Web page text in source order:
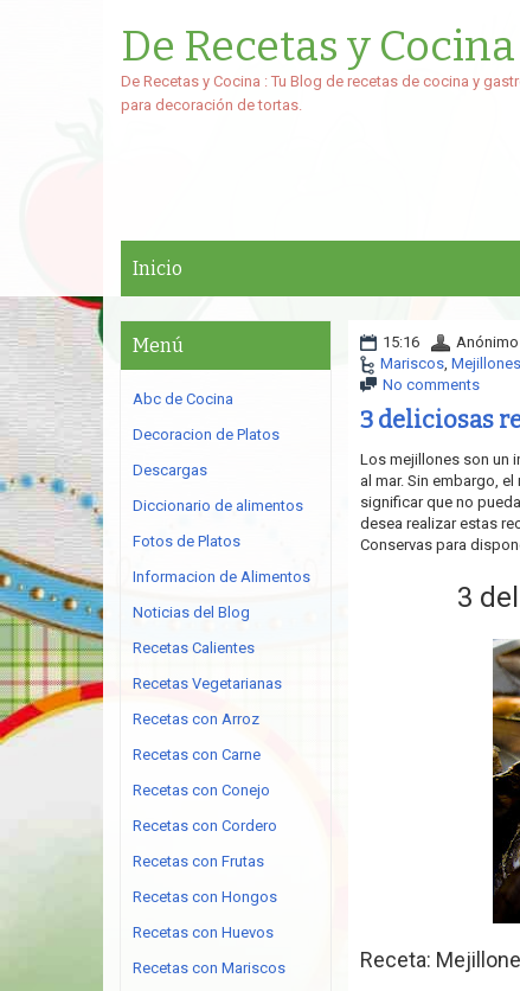
De Recetas y
De Recetas y Cocina : Tu Blog de recetas de cocina y
para decoración de tortas.
Inicio
15:16
Anónimo
Mariscos, Mejillones
No comments
3 deliciosas
Los mejillones son un
al mar. Sin embargo,
significar que no
desea realizar estas
Conservas para
3
Receta:
Menú
Abc de Cocina
Decoracion de Platos
Descargas
Diccionario de alimentos
Fotos de Platos
Informacion de Alimentos
Noticias del Blog
Recetas Calientes
Recetas Vegetarianas
Recetas con Arroz
Recetas con Carne
Recetas con Conejo
Recetas con Cordero
Recetas con Frutas
Recetas con Hongos
Recetas con Huevos
Recetas con Mariscos